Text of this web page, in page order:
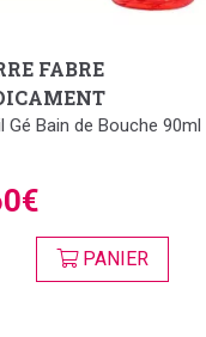
FABRE
Gé Bain de Bouche 90ml
PANIER